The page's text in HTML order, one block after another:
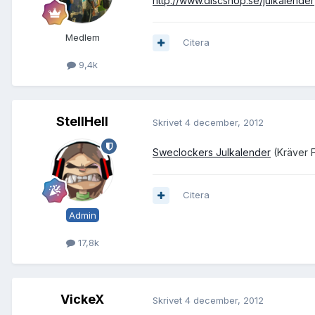
Medlem
9,4k
Citera
StellHell
Admin
17,8k
Skrivet 4 december, 2012
Sweclockers Julkalender (Kräver
Citera
VickeX Skrivet 4 december, 2012